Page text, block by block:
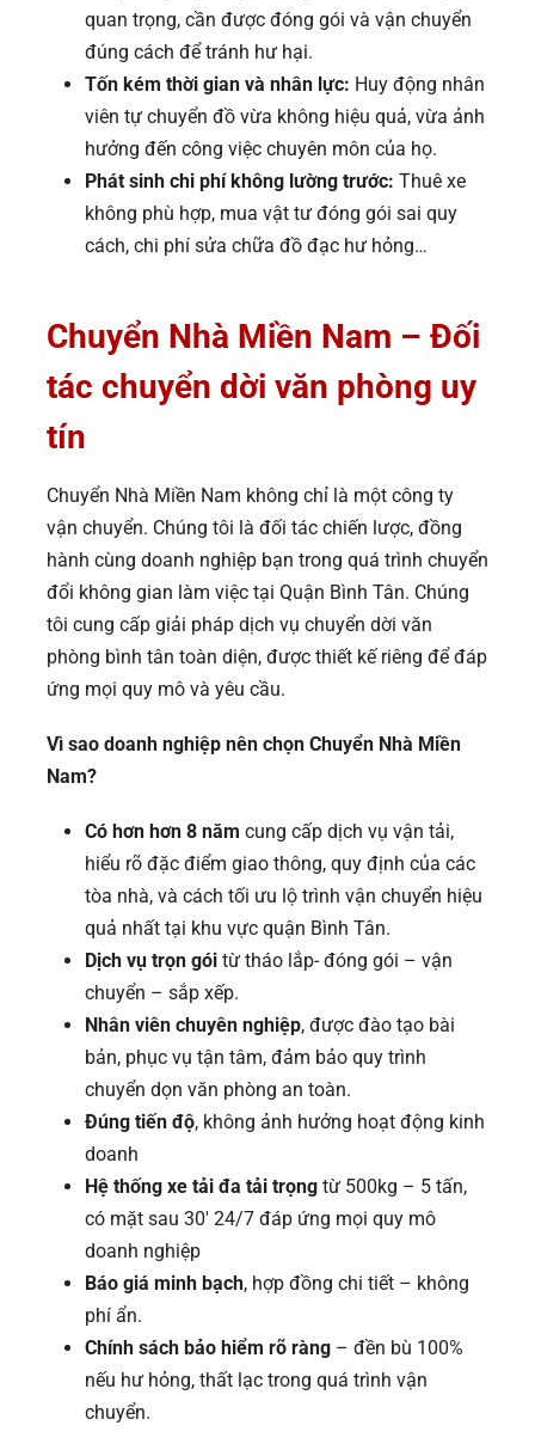
quan trọng, cần được đóng gói và vận chuyển
đúng cách để tránh hư hại.
Tốn kém thời gian và nhân lực: Huy động nhân
viên tự chuyển đồ vừa không hiệu quả, vừa ảnh
hưởng đến công việc chuyên môn của họ.
Phát sinh chi phí không lường trước: Thuê xe
không phù hợp, mua vật tư đóng gói sai quy
cách, chi phí sửa chữa đồ đạc hư hỏng…
Chuyển Nhà Miền Nam – Đối
tác chuyển dời văn phòng uy
tín
Chuyển Nhà Miền Nam không chỉ là một công ty
vận chuyển. Chúng tôi là đối tác chiến lược, đồng
hành cùng doanh nghiệp bạn trong quá trình chuyển
đổi không gian làm việc tại Quận Bình Tân. Chúng
tôi cung cấp giải pháp dịch vụ chuyển dời văn
phòng bình tân toàn diện, được thiết kế riêng để đáp
ứng mọi quy mô và yêu cầu.
Vì sao doanh nghiệp nên chọn Chuyển Nhà Miền
Nam?
Có hơn hơn 8 năm cung cấp dịch vụ vận tải,
hiểu rõ đặc điểm giao thông, quy định của các
tòa nhà, và cách tối ưu lộ trình vận chuyển hiệu
quả nhất tại khu vực quận Bình Tân.
Dịch vụ trọn gói từ tháo lắp- đóng gói – vận
chuyển – sắp xếp.
Nhân viên chuyên nghiệp, được đào tạo bài
bản, phục vụ tận tâm, đảm bảo quy trình
chuyển dọn văn phòng an toàn.
Đúng tiến độ, không ảnh hưởng hoạt động kinh
doanh
Hệ thống xe tải đa tải trọng từ 500kg – 5 tấn,
có mặt sau 30′ 24/7 đáp ứng mọi quy mô
doanh nghiệp
Báo giá minh bạch, hợp đồng chi tiết – không
phí ẩn.
Chính sách bảo hiểm rõ ràng – đền bù 100%
nếu hư hỏng, thất lạc trong quá trình vận
chuyển.